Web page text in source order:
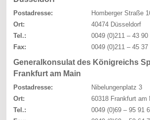
Postadresse:
Homberger Straße
Ort:
40474 Düsseldorf
Tel.:
0049 (0)211 – 43 90
Fax:
0049 (0)211 – 45 37
Generalkonsulat des Königreichs
Frankfurt am Main
Postadresse:
Nibelungenplatz 3
Ort:
60318 Frankfurt am
Tel.:
0049 (0)69 – 95 91